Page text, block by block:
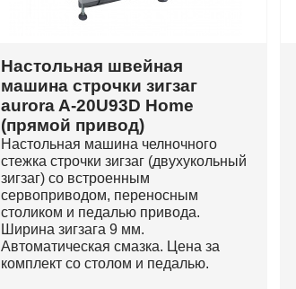
Настольная швейная
машина строчки зигзаг
aurora A-20U93D Home
(прямой привод)
Настольная машина челночного
стежка строчки зигзаг (двухукольный
зигзаг) со встроенным
сервоприводом, переносным
столиком и педалью привода.
Ширина зигзага 9 мм.
Автоматическая смазка. Цена за
комплект со столом и педалью.